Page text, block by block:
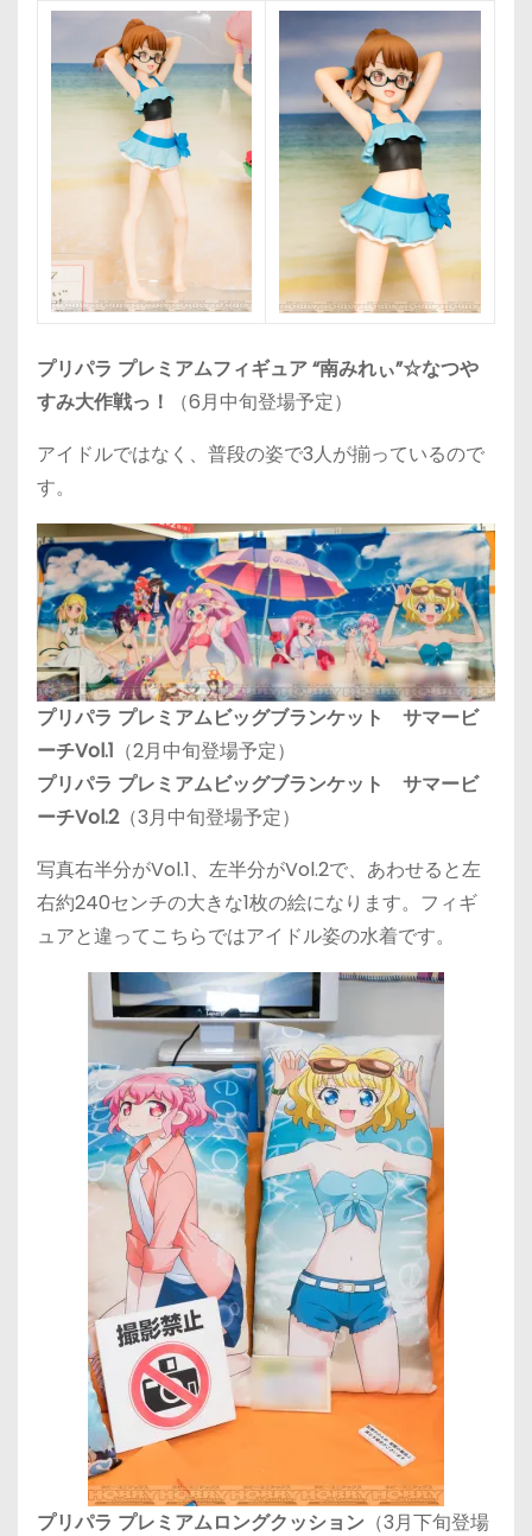
プリパラ プレミアムフィギュア “南みれぃ”☆なつや
すみ大作戦っ！
（6月中旬登場予定）
アイドルではなく、普段の姿で3人が揃っているので
す。
プリパラ プレミアムビッグブランケット サマービ
ーチVol.1 （2月中旬登場予定）
プリパラ プレミアムビッグブランケット サマービ
ーチVol.2（3月中旬登場予定）
写真右半分がVol.1、左半分がVol.2で、あわせると左
右約240センチの大きな1枚の絵になります。フィギ
ュアと違ってこちらではアイドル姿の水着です。
プリパラ プレミアムロングクッション （3月下旬登場